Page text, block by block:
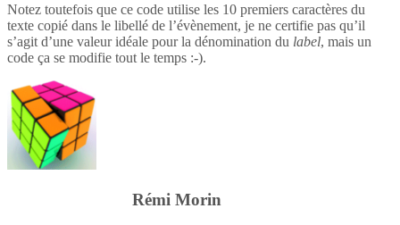
Notez toutefois que ce code utilise les 10 premiers caractères du
texte copié dans le libellé de l’évènement, je ne certifie pas qu’il
s’agit d’une valeur idéale pour la dénomination du label, mais un
code ça se modifie tout le temps :-).
Rémi Morin